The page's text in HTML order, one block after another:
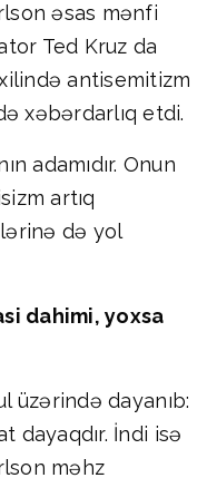
əsas mənfi
Ted Kruz da
antisemitizm
xəbərdarlıq etdi.
adamıdır. Onun
artıq
də yol
dahimi, yoxsa
üzərində dayanıb:
dayaqdır. İndi isə
məhz